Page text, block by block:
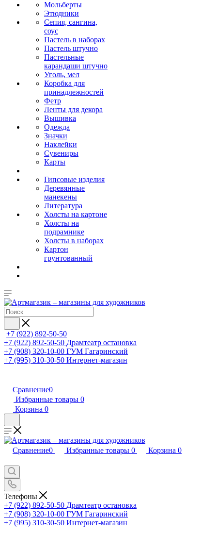
Мольберты
Этюдники
Сепия, сангина,
соус
Пастель в наборах
Пастель штучно
Пастельные
карандаши штучно
Уголь, мел
Коробка для
принадлежностей
Фетр
Ленты для декора
Вышивка
Одежда
Значки
Наклейки
Сувениры
Карты
Гипсовые изделия
Деревянные
манекены
Литература
Холсты на картоне
Холсты на
подрамнике
Холсты в наборах
Картон
грунтованный
+7 (922) 892-50-50
+7 (922) 892-50-50 Драмтеатр остановка
+7 (908) 320-10-00 ГУМ Гагаринский
+7 (995) 310-30-50 Интернет-магазин
Сравнение0
Избранные товары 0
Корзина 0
Сравнение0 Избранные товары 0 Корзина 0
Телефоны
+7 (922) 892-50-50 Драмтеатр остановка
+7 (908) 320-10-00 ГУМ Гагаринский
+7 (995) 310-30-50 Интернет-магазин